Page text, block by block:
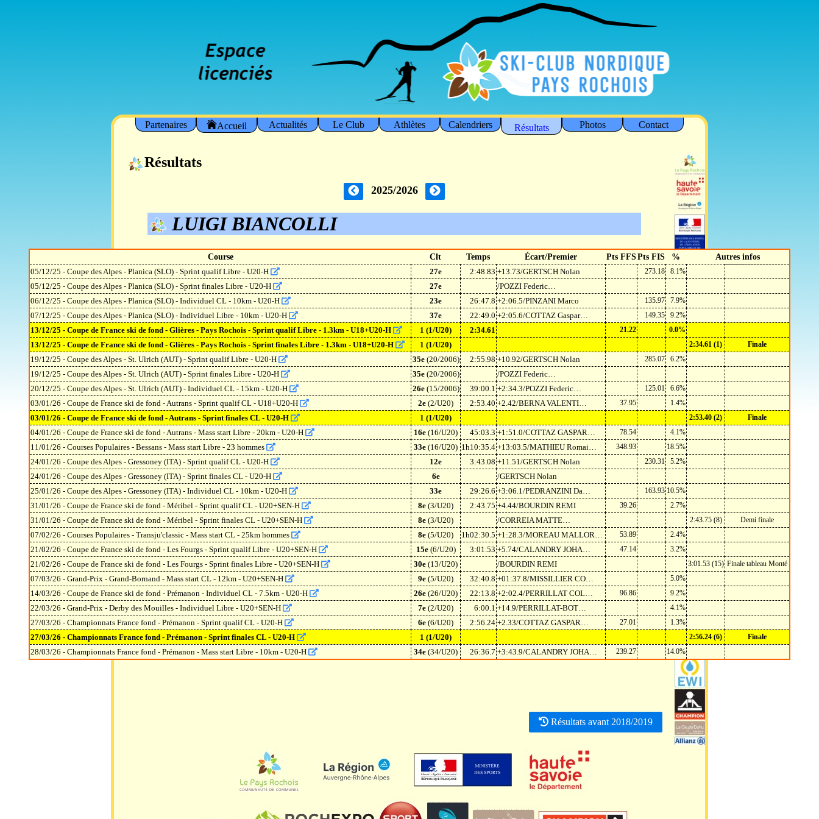
Partenaires Accueil Actualités Le Club Athlètes Calendriers Résultats Photos Contact
Résultats
2025/2026
LUIGI BIANCOLLI
Course Clt Temps Écart/Premier Pts FFSPts FIS % Autres infos
05/12/25 - Coupe des Alpes - Planica (SLO) - Sprint qualif Libre - U20-H 27e 2:48.83 +13.73/GERTSCH Nolan 273.18 8.1%
05/12/25 - Coupe des Alpes - Planica (SLO) - Sprint finales Libre - U20-H 27e
/POZZI Federic…
06/12/25 - Coupe des Alpes - Planica (SLO) - Individuel CL - 10km - U20-H
23e 26:47.8 +2:06.5/PINZANI Marco 135.97 7.9%
07/12/25 - Coupe des Alpes - Planica (SLO) - Individuel Libre - 10km - U20-H 37e 22:49.0 +2:05.6/COTTAZ Gaspar… 149.35 9.2%
13/12/25 - Coupe de France ski de fond - Glières - Pays Rochois - Sprint qualif Libre - 1.3km - U18+U20-H 1 (1/U20) 2:34.61 21.22 0.0%
13/12/25 - Coupe de France ski de fond - Glières - Pays Rochois - Sprint finales Libre - 1.3km - U18+U20-H 1 (1/U20) 2:34.61 (1) Finale
19/12/25 - Coupe des Alpes - St. Ulrich (AUT) - Sprint qualif Libre - U20-H 35e (20/2006) 2:55.98 +10.92/GERTSCH Nolan 285.07 6.2%
19/12/25 - Coupe des Alpes - St. Ulrich (AUT) - Sprint finales Libre - U20-H 35e (20/2006)
/POZZI Federic…
20/12/25 - Coupe des Alpes - St. Ulrich (AUT) - Individuel CL - 15km - U20-H
26e (15/2006) 39:00.1 +2:34.3/POZZI Federic… 125.01 6.6%
03/01/26 - Coupe de France ski de fond - Autrans - Sprint qualif CL - U18+U20-H 2e (2/U20) 2:53.40 +2.42/BERNA VALENTI… 37.95 1.4%
03/01/26 - Coupe de France ski de fond - Autrans - Sprint finales CL - U20-H 1 (1/U20) 2:53.40 (2) Finale
04/01/26 - Coupe de France ski de fond - Autrans - Mass start Libre - 20km - U20-H 16e (16/U20) 45:03.3 +1:51.0/COTTAZ GASPAR… 78.54 4.1%
11/01/26 - Courses Populaires - Bessans - Mass start Libre - 23 hommes 33e (16/U20) 1h10:35.4 +13:03.5/MATHIEU Romai… 348.93 18.5%
24/01/26 - Coupe des Alpes - Gressoney (ITA) - Sprint qualif CL - U20-H 12e 3:43.08 +11.51/GERTSCH Nolan 230.31 5.2%
24/01/26 - Coupe des Alpes - Gressoney (ITA) - Sprint finales CL - U20-H 6e
/GERTSCH Nolan
25/01/26 - Coupe des Alpes - Gressoney (ITA) - Individuel CL - 10km - U20-H
33e 29:26.6 +3:06.1/PEDRANZINI Da… 163.93 10.5%
31/01/26 - Coupe de France ski de fond - Méribel - Sprint qualif CL - U20+SEN-H 8e (3/U20) 2:43.75 +4.44/BOURDIN REMI 39.26 2.7%
31/01/26 - Coupe de France ski de fond - Méribel - Sprint finales CL - U20+SEN-H 8e (3/U20) /CORREIA MATTE… 2:43.75 (8) Demi finale
07/02/26 - Courses Populaires - Transju'classic - Mass start CL - 25km hommes 8e (5/U20) 1h02:30.5 +1:28.3/MOREAU MALLOR… 53.89 2.4%
21/02/26 - Coupe de France ski de fond - Les Fourgs - Sprint qualif Libre - U20+SEN-H 15e (6/U20) 3:01.53 +5.74/CALANDRY JOHA… 47.14 3.2%
21/02/26 - Coupe de France ski de fond - Les Fourgs - Sprint finales Libre - U20+SEN-H 30e (13/U20) /BOURDIN REMI 3:01.53 (15) Finale tableau Monté
07/03/26 - Grand-Prix - Grand-Bornand - Mass start CL - 12km - U20+SEN-H 9e (5/U20) 32:40.8 +01:37.8/MISSILLIER CO… 5.0%
14/03/26 - Coupe de France ski de fond - Prémanon - Individuel CL - 7.5km - U20-H 26e (26/U20) 22:13.8 +2:02.4/PERRILLAT COL… 96.86 9.2%
22/03/26 - Grand-Prix - Derby des Mouilles - Individuel Libre - U20+SEN-H 7e (2/U20) 6:00.1 +14.9/PERRILLAT-BOT… 4.1%
27/03/26 - Championnats France fond - Prémanon - Sprint qualif CL - U20-H 6e (6/U20) 2:56.24 +2.33/COTTAZ GASPAR… 27.01 1.3%
27/03/26 - Championnats France fond - Prémanon - Sprint finales CL - U20-H 1 (1/U20) 2:56.24 (6) Finale
28/03/26 - Championnats France fond - Prémanon - Mass start Libre - 10km - U20-H 34e (34/U20) 26:36.7 +3:43.9/CALANDRY JOHA… 239.27 14.0%
Résultats avant 2018/2019